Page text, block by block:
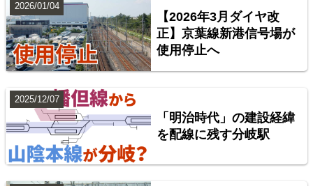
楽天市場 書泉 BOOTH
【2026年3月ダイヤ改
正】京葉線新港信号場が
使用停止へ
2026/01/04
「明治時代」の建設経緯
を配線に残す分岐駅
2025/12/07